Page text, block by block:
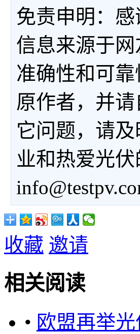
免责申明：
信息来源于
准确性和可
原作者，并
它问题，请
业和热爱光
收藏 邀请
相关阅读
• 欧盟再举